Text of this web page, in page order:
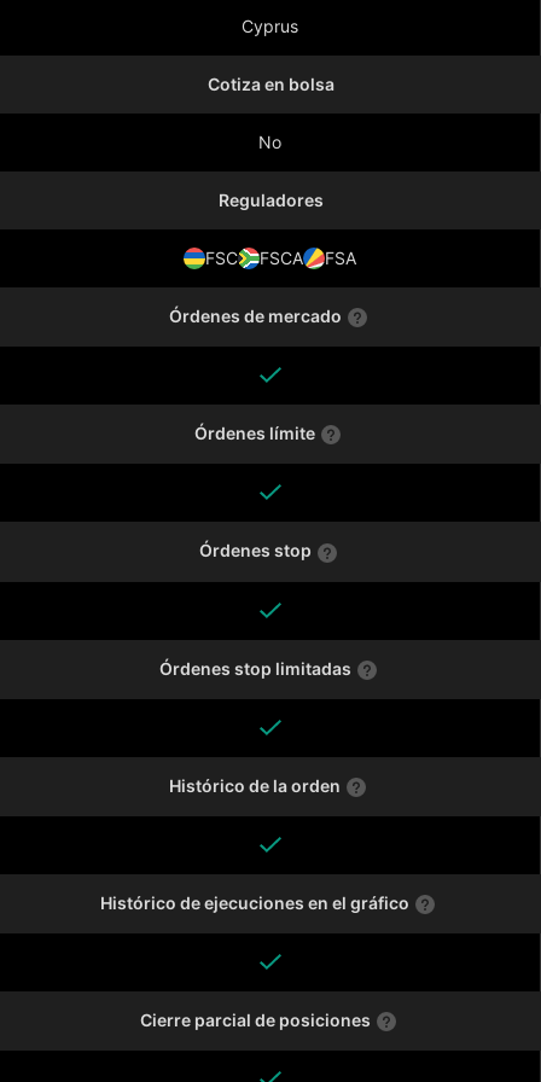
Cyprus
Cotiza en bolsa
No
Reguladores
FSC FSCA FSA
Órdenes de mercado
Órdenes límite
Órdenes stop
Órdenes stop limitadas
Histórico de la orden
Histórico de ejecuciones en el gráfico
Cierre parcial de posiciones